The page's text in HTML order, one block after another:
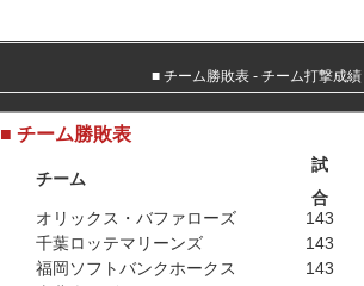
■ チーム勝敗表 ‐ チーム打撃成績
■ チーム勝敗表
チーム
試
合
オリックス・バファローズ
143
千葉ロッテマリーンズ
143
福岡ソフトバンクホークス
143